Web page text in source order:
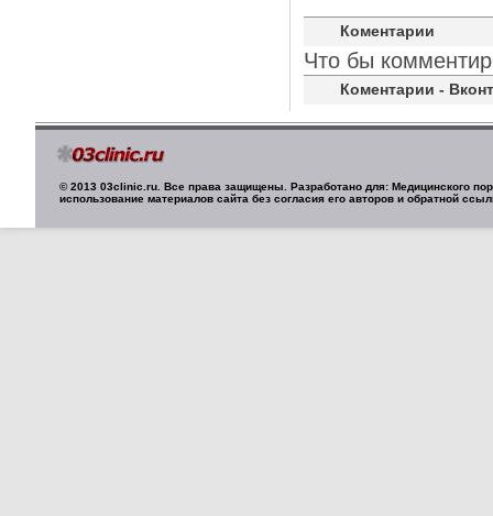
Коментарии
Что бы
Коментарии -
© 2013 03clinic.ru. Все права защищены. Разработано для: Медицинского
использование материалов сайта без согласия его авторов и обратной